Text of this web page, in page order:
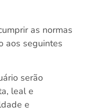
as normas
aos seguintes
serão
leal e
e